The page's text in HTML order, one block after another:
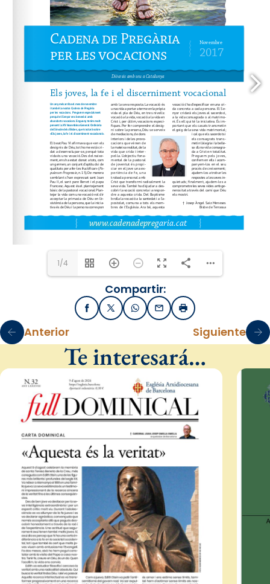
www.cadenadepregaria.cat
1/4
Compartir:
FacebookX / TwitterWhatsApp
EmailImprimir
Anterior Siguiente
Te interesará…